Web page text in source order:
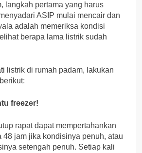
langkah pertama yang harus
ASIP mulai mencair dan
adalah memeriksa kondisi
berapa lama listrik sudah
listrik di rumah padam, lakukan
freezer!
rapat dapat mempertahankan
48 jam jika kondisinya penuh, atau
setengah penuh. Setiap kali